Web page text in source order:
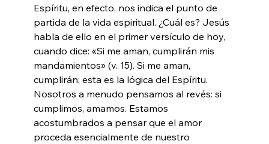
Espíritu, en efecto, nos indica el punto de
partida de la vida espiritual. ¿Cuál es? Jesús
habla de ello en el primer versículo de hoy,
cuando dice: «Si me aman, cumplirán mis
mandamientos» (v. 15). Si me aman,
cumplirán; esta es la lógica del Espíritu.
Nosotros a menudo pensamos al revés: si
cumplimos, amamos. Estamos
acostumbrados a pensar que el amor
proceda esencialmente de nuestro